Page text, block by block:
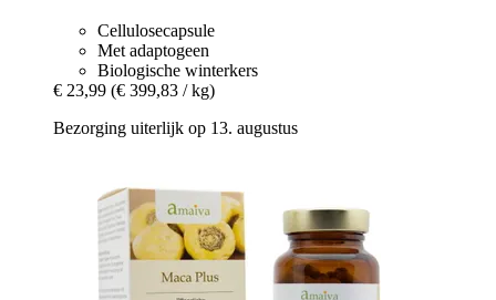
Cellulosecapsule
Met adaptogeen
Biologische winterkers
€ 23,99 (€ 399,83 / kg)
Bezorging uiterlijk op 13. augustus